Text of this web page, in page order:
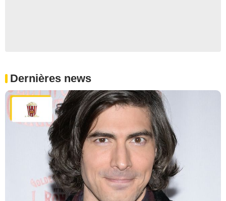
Dernières news